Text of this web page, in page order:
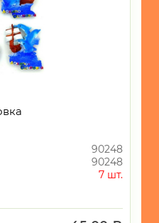
90248
90248
7 шт.